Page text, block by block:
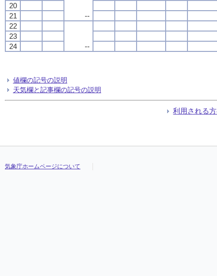
--
20
21
22
--
23
24
値欄の記号の説明
天気欄と記事欄の記号の説明
利用される
気象庁ホームページについて